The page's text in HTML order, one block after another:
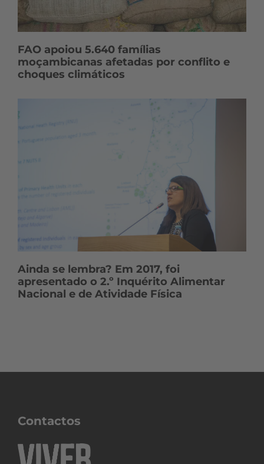
FAO apoiou 5.640 famílias
moçambicanas afetadas por conflito e
choques climáticos
Ainda se lembra? Em 2017, foi
apresentado o 2.º Inquérito Alimentar
Nacional e de Atividade Física
Contactos